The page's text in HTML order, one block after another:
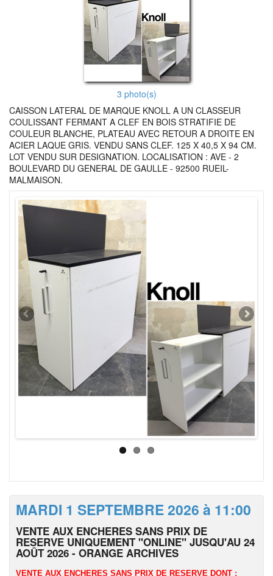
3 photo(s)
CAISSON LATERAL DE MARQUE KNOLL A UN CLASSEUR
COULISSANT FERMANT A CLEF EN BOIS STRATIFIE DE
COULEUR BLANCHE, PLATEAU AVEC RETOUR A DROITE EN
ACIER LAQUE GRIS. VENDU SANS CLEF. 125 X 40,5 X 94 CM.
LOT VENDU SUR DESIGNATION. LOCALISATION : AVE - 2
BOULEVARD DU GENERAL DE GAULLE - 92500 RUEIL-
MALMAISON.
MARDI 1 SEPTEMBRE 2026 à 11:00
VENTE AUX ENCHERES SANS PRIX DE
RESERVE UNIQUEMENT "ONLINE" JUSQU'AU 24
AOÛT 2026 - ORANGE ARCHIVES
VENTE AUX ENCHERES SANS PRIX DE RESERVE DONT :